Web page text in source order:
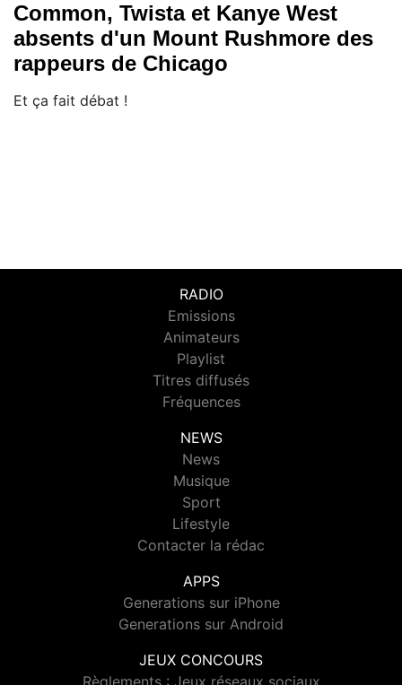
Common, Twista et Kanye West
absents d'un Mount Rushmore des
rappeurs de Chicago
Et ça fait débat !
RADIO
Emissions
Animateurs
Playlist
Titres diffusés
Fréquences
NEWS
News
Musique
Sport
Lifestyle
Contacter la rédac
APPS
Generations sur iPhone
Generations sur Android
JEUX CONCOURS